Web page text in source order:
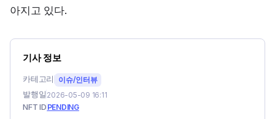
아지고 있다.
기사 정보
카테고리 이슈/인터뷰
발행일 2026-05-09 16:11
NFT ID PENDING